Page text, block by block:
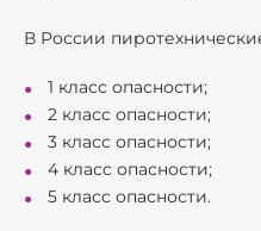
В России
1 класс опасности;
2 класс опасности;
3 класс опасности;
4 класс опасности;
5 класс опасности.